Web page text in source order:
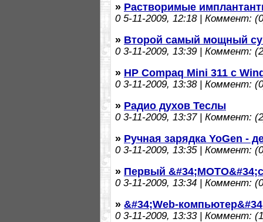
» Растворимые
05-11-2009, 12:18 | Коммент:
» Второй самый мощный
03-11-2009, 13:39 | Коммент:
» HP Compaq Mini 311 с
03-11-2009, 13:38 | Коммент:
» Радио духов Теслы
03-11-2009, 13:37 | Коммент:
» Ручная зарядка YoGen -
03-11-2009, 13:35 | Коммент:
» Первый
03-11-2009, 13:34 | Коммент:
» &#34;Web-
03-11-2009, 13:33 | Коммент: